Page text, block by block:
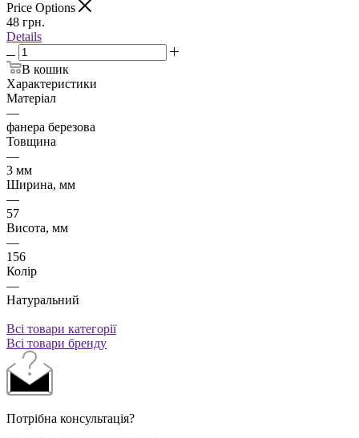
Price Options
48 грн.
Details
В кошик
Характеристики
Матеріал
—
фанера березова
Товщина
—
3 мм
Ширина, мм
—
57
Висота, мм
—
156
Колір
—
Натуральний
Всі товари категорії
Всі товари бренду
Потрібна консультація?